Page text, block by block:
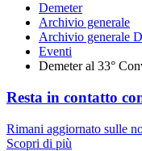
Demeter
Archivio generale
Archivio generale
Eventi
Demeter al 33°
Resta in contatto
Rimani aggiornato sulle
Scopri di più